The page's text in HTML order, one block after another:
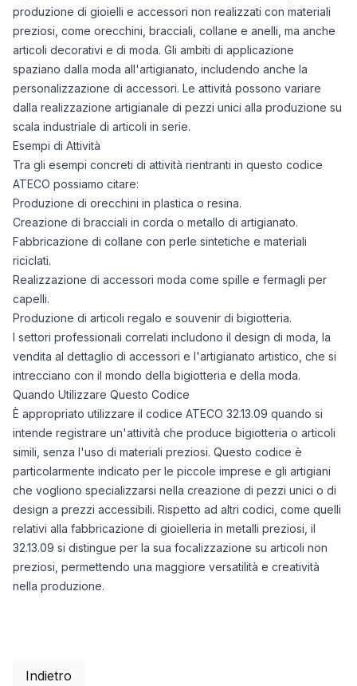
produzione di gioielli e accessori non realizzati con materiali
preziosi, come orecchini, bracciali, collane e anelli, ma anche
articoli decorativi e di moda. Gli ambiti di applicazione
spaziano dalla moda all'artigianato, includendo anche la
personalizzazione di accessori. Le attività possono variare
dalla realizzazione artigianale di pezzi unici alla produzione su
scala industriale di articoli in serie.
Esempi di Attività
Tra gli esempi concreti di attività rientranti in questo codice
ATECO possiamo citare:
Produzione di orecchini in plastica o resina.
Creazione di bracciali in corda o metallo di artigianato.
Fabbricazione di collane con perle sintetiche e materiali
riciclati.
Realizzazione di accessori moda come spille e fermagli per
capelli.
Produzione di articoli regalo e souvenir di bigiotteria.
I settori professionali correlati includono il design di moda, la
vendita al dettaglio di accessori e l'artigianato artistico, che si
intrecciano con il mondo della bigiotteria e della moda.
Quando Utilizzare Questo Codice
È appropriato utilizzare il codice ATECO 32.13.09 quando si
intende registrare un'attività che produce bigiotteria o articoli
simili, senza l'uso di materiali preziosi. Questo codice è
particolarmente indicato per le piccole imprese e gli artigiani
che vogliono specializzarsi nella creazione di pezzi unici o di
design a prezzi accessibili. Rispetto ad altri codici, come quelli
relativi alla fabbricazione di gioielleria in metalli preziosi, il
32.13.09 si distingue per la sua focalizzazione su articoli non
preziosi, permettendo una maggiore versatilità e creatività
nella produzione.
Indietro